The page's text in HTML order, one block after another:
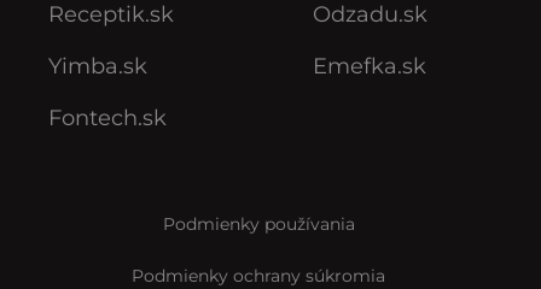
Receptik.sk
Yimba.sk
Fontech.sk
Odzadu.sk
Emefka.sk
Podmienky používania
Podmienky ochrany súkromia